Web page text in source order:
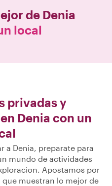
de Denia
local
privadas y
Denia con un
a Denia, preparate para
mundo de actividades
Apostamos por
muestran lo mejor de